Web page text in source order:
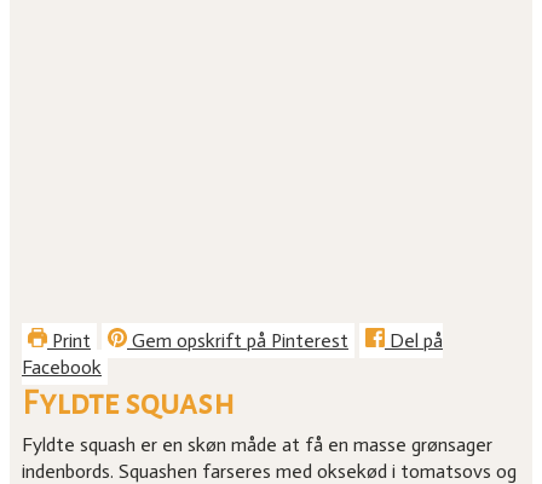
Print Gem opskrift på Pinterest
Del på
Facebook
Fyldte squash
Fyldte squash er en skøn måde at få en masse grønsager
indenbords. Squashen farseres med oksekød i tomatsovs og